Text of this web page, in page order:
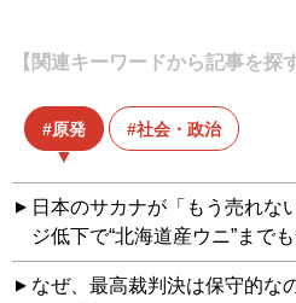
【関連キーワードから記事を探
原発 社会・政治
日本のサカナが「もう売れな
ジ低下で“北海道産ウニ”まで
なぜ、最高裁判決は保守的な